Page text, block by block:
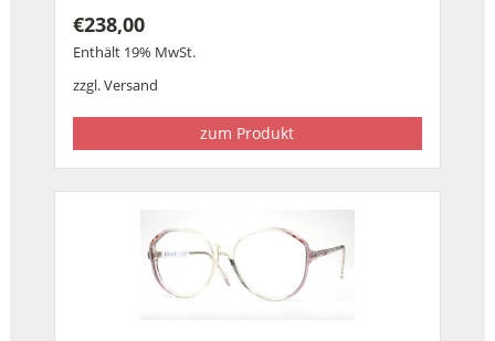
€238,00
Enthält 19% MwSt.
zzgl.Versand
zum Produkt